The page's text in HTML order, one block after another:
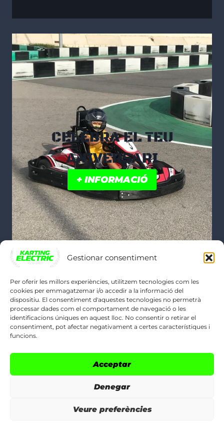
Gestionar consentiment
Per oferir les millors experiències, utilitzem tecnologies com les
cookies per emmagatzemar i/o accedir a la informació del
dispositiu. El consentiment d'aquestes tecnologies no permetrà
processar dades com el comportament de navegació o les
identificacions úniques en aquest lloc. No consentir o retirar el
consentiment, pot afectar negativament a certes característiques i
funcions.
Acceptar
Denegar
Veure preferències
CELEBRA EL TEU
ANIVERSARI
+ INFORMACIÓ
POLÍTIQUES LEGALS
Avís legal
Política de privadesa